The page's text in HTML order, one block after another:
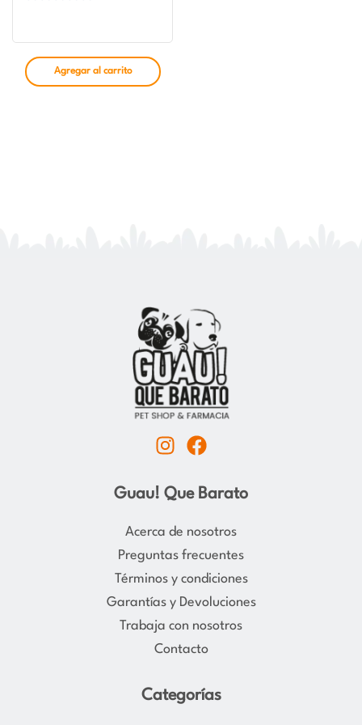
Agregar al carrito
I
s
t
a
r
a
m
F
c
e
b
o
k
Guau! Que Barato
Acerca de nosotros
Preguntas frecuentes
Términos y condiciones
Garantías y Devoluciones
Trabaja con nosotros
Contacto
Categorías